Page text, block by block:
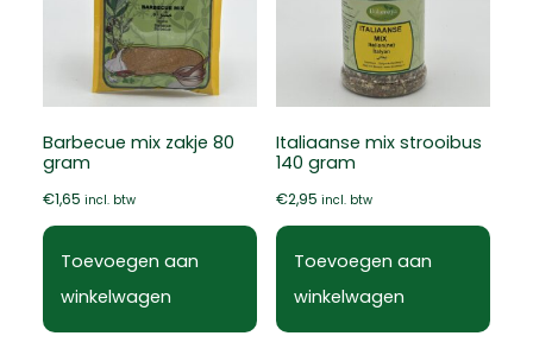
Barbecue mix zakje 80
gram
€1,65 incl. btw
Toevoegen aan
winkelwagen
Italiaanse mix strooibus
140 gram
€2,95 incl. btw
Toevoegen aan
winkelwagen